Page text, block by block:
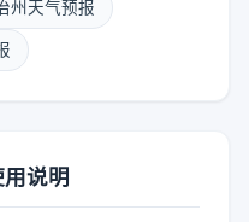
州天气预报
说明